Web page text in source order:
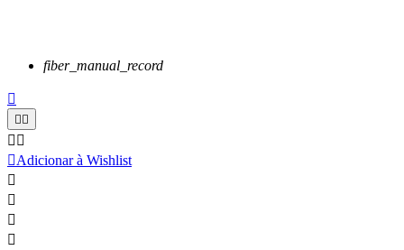
fiber_manual_record


 
Adicionar à Wishlist



